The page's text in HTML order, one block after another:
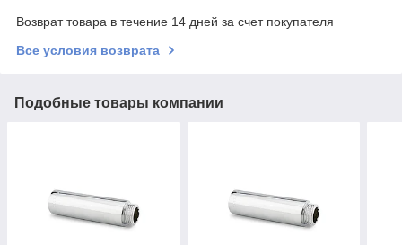
Возврат товара в течение 14 дней за счет покупателя
Все условия возврата
Подобные товары компании